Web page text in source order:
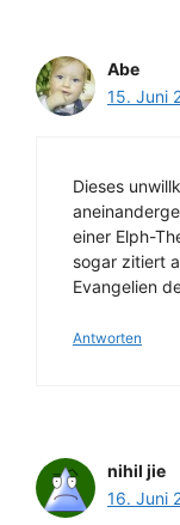
Abe
15. Juni
Dieses
einer Elph-
sogar zitiert
Evangelien
Antworten
nihil jie
16. Juni